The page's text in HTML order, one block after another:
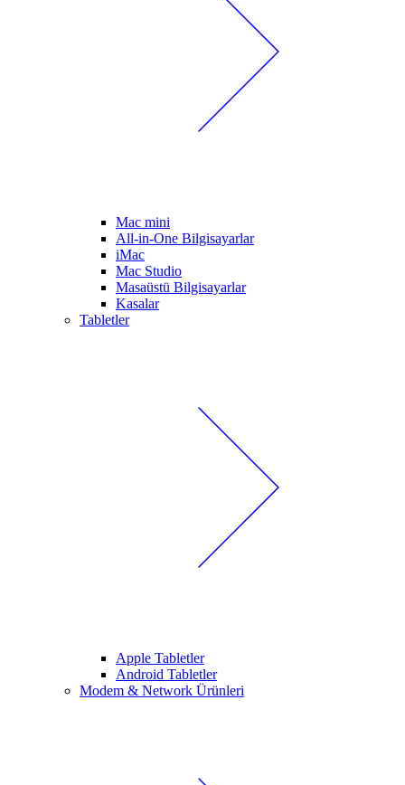
Mac mini
All-in-One Bilgisayarlar
iMac
Mac Studio
Masaüstü Bilgisayarlar
Kasalar
Tabletler
Apple Tabletler
Android Tabletler
Modem & Network Ürünleri